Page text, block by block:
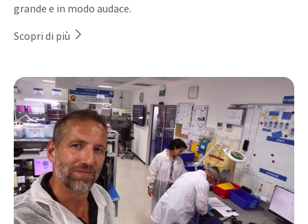
grande e in modo audace.
Scopri di più